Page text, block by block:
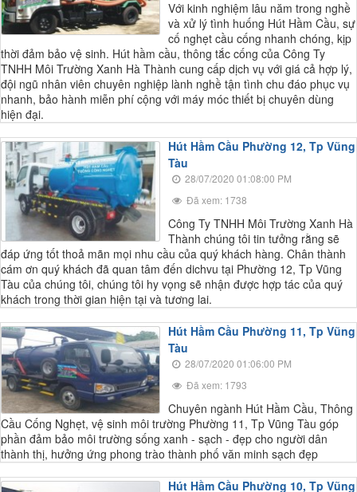
Với kinh nghiệm lâu năm trong nghề
và xử lý tình huống Hút Hầm Cầu, sự
cố nghẹt cầu cống nhanh chóng, kịp
thời đảm bảo vệ sinh. Hút hầm cầu, thông tắc cống của Công Ty
TNHH Môi Trường Xanh Hà Thành cung cấp dịch vụ với giá cả hợp lý,
đội ngũ nhân viên chuyên nghiệp lành nghề tận tình chu đáo phục vụ
nhanh, bảo hành miễn phí cộng với máy móc thiết bị chuyên dùng
hiện đại.
Hút Hầm Cầu Phường 12, Tp Vũng
Tàu
28/07/2020 01:08:00 PM
Đã xem: 1738
Công Ty TNHH Môi Trường Xanh Hà
Thành chúng tôi tin tưởng rằng sẽ
đáp ứng tốt thoả mãn mọi nhu cầu của quý khách hàng. Chân thành
cám ơn quý khách đã quan tâm đến dichvu tại Phường 12, Tp Vũng
Tàu của chúng tôi, chúng tôi hy vọng sẽ nhận được hợp tác của quý
khách trong thời gian hiện tại và tương lai.
Hút Hầm Cầu Phường 11, Tp Vũng
Tàu
28/07/2020 01:06:00 PM
Đã xem: 1793
Chuyên ngành Hút Hầm Cầu, Thông
Cầu Cống Nghẹt, vệ sinh môi trường Phường 11, Tp Vũng Tàu góp
phần đảm bảo môi trường sống xanh - sạch - đẹp cho người dân
thành thị, hưởng ứng phong trào thành phố văn minh sạch đẹp
Hút Hầm Cầu Phường 10, Tp Vũng